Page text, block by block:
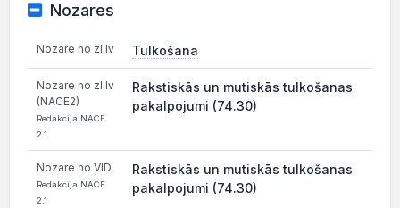
Nozares
Nozare no zl.lv Tulkošana
Nozare no zl.lv
(NACE2)
Redakcija NACE
2.1
Rakstiskās un mutiskās tulkošanas
pakalpojumi (74.30)
Nozare no VID
Redakcija NACE
2.1
Rakstiskās un mutiskās tulkošanas
pakalpojumi (74.30)